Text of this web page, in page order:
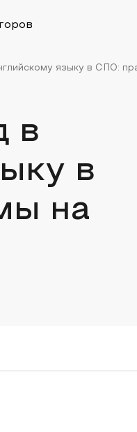
языку в СПО:
в
в
на